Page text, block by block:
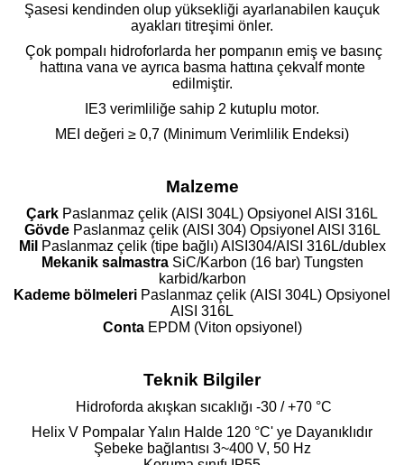
Şasesi kendinden olup yüksekliği ayarlanabilen kauçuk
ayakları titreşimi önler.
Çok pompalı hidroforlarda her pompanın emiş ve basınç
hattına vana ve ayrıca basma hattına çekvalf monte
edilmiştir.
IE3 verimliliğe sahip 2 kutuplu motor.
MEI değeri ≥ 0,7 (Minimum Verimlilik Endeksi)
Malzeme
Çark Paslanmaz çelik (AISI 304L) Opsiyonel AISI 316L
GövdePaslanmaz çelik (AISI 304) Opsiyonel AISI 316L
Mil Paslanmaz çelik (tipe bağlı) AISI304/AISI 316L/dublex
Mekanik salmastra SiC/Karbon (16 bar) Tungsten
karbid/karbon
Kademe bölmeleri Paslanmaz çelik (AISI 304L) Opsiyonel
AISI 316L
ContaEPDM (Viton opsiyonel)
Teknik Bilgiler
Hidroforda akışkan sıcaklığı -30 / +70 °C
Helix V Pompalar Yalın Halde 120 °C' ye Dayanıklıdır
Şebeke bağlantısı 3~400 V, 50 Hz